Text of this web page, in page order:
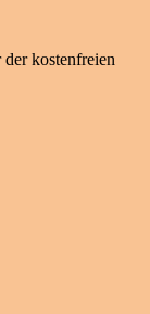
kostenfreien